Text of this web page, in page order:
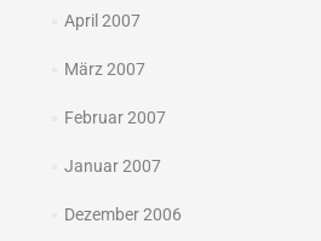
April 2007
März 2007
Februar 2007
Januar 2007
Dezember 2006